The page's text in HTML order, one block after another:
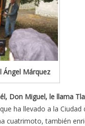
Ángel Márquez
Don Miguel, le llama
ha llevado a la
cuatrimoto, también